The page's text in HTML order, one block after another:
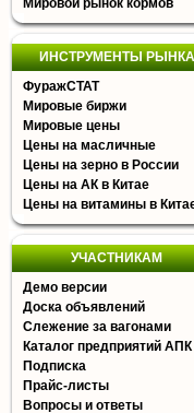
Мировой рынок кормов
ИНСТРУМЕНТЫ РЫНКА
ФуражСТАТ
Мировые биржи
Мировые цены
Цены на масличные
Цены на зерно в России
Цены на АК в Китае
Цены на витамины в
УЧАСТНИКАМ
Демо версии
Доска объявлений
Слежение за вагонами
Каталог предприятий АПК
Подписка
Прайс-листы
Вопросы и ответы